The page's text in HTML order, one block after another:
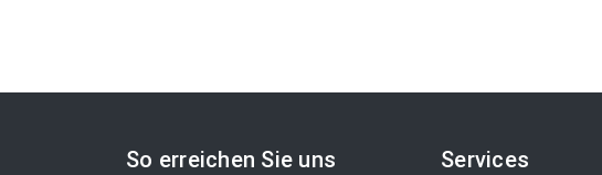
So erreichen Sie uns Services